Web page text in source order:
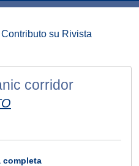
Contributo su Rivista
corridor
completa